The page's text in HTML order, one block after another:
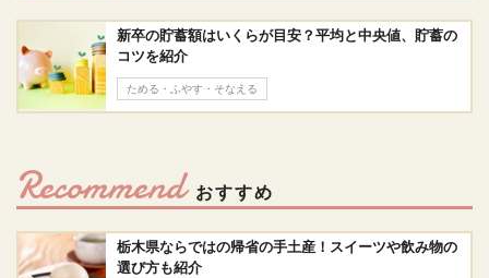
新卒の貯蓄額はいくらが目安？平均と中央値、貯蓄の
コツを紹介
ためる・ふやす・そなえる
Recommend おすすめ
栃木県ならではの帰省の手土産！スイーツや飲み物の
選び方も紹介